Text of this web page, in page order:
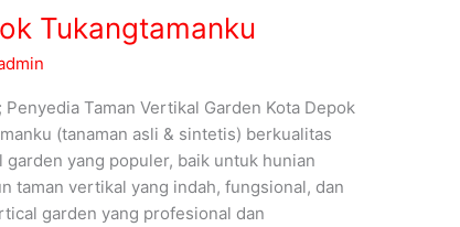
Tukangtamanku
Taman Vertikal Garden Kota Depok
(tanaman asli & sintetis) berkualitas
yang populer, baik untuk hunian
taman vertikal yang indah, fungsional, dan
garden yang profesional dan